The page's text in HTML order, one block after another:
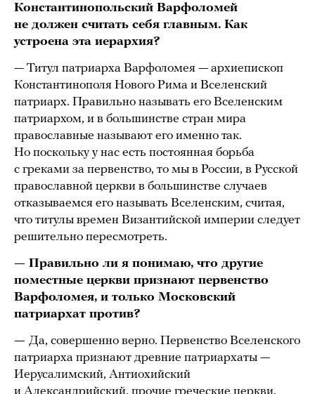
Константинопольский Варфоломей
не должен считать себя главным. Как
устроена эта иерархия?
— Титул патриарха Варфоломея — архиепископ
Константинополя Нового Рима и Вселенский
патриарх. Правильно называть его Вселенским
патриархом, и в большинстве стран мира
православные называют его именно так.
Но поскольку у нас есть постоянная борьба
с греками за первенство, то мы в России, в Русской
православной церкви в большинстве случаев
отказываемся его называть Вселенским, считая,
что титулы времен Византийской империи следует
решительно пересмотреть.
— Правильно ли я понимаю, что другие
поместные церкви признают первенство
Варфоломея, и только Московский
патриархат против?
— Да, совершенно верно. Первенство Вселенского
патриарха признают древние патриархаты —
Иерусалимский, Антиохийский